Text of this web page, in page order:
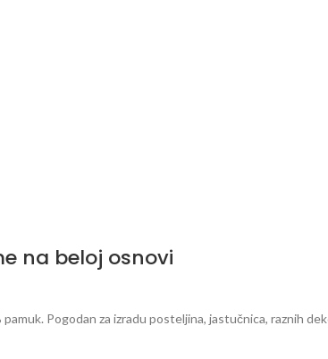
na beloj osnovi
Pogodan za izradu posteljina, jastučnica, raznih